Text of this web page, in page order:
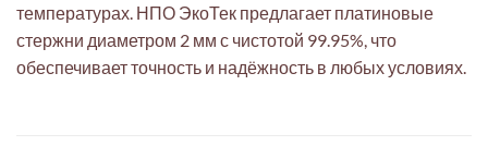
температурах. НПО ЭкоТек предлагает платиновые
стержни диаметром 2 мм с чистотой 99.95%, что
обеспечивает точность и надёжность в любых условиях.